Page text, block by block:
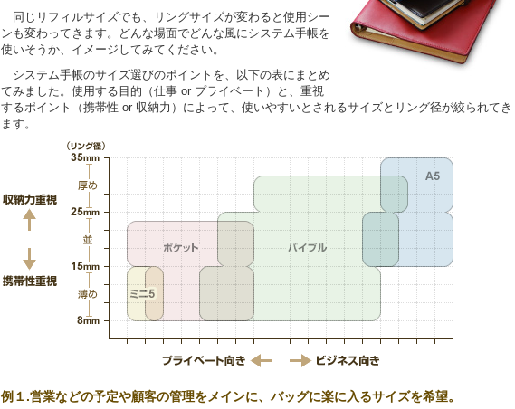
同じリフィルサイズでも、リングサイズが変わると使用シー
ンも変わってきます。どんな場面でどんな風にシステム手帳を
使いそうか、イメージしてみてください。
システム手帳のサイズ選びのポイントを、以下の表にまとめ
てみました。使用する目的（仕事 or プライベート）と、重視
するポイント（携帯性 or 収納力）によって、使いやすいとされるサイズとリング径が絞られてき
ます。
例１.営業などの予定や顧客の管理をメインに、バッグに楽に入るサイズを希望。